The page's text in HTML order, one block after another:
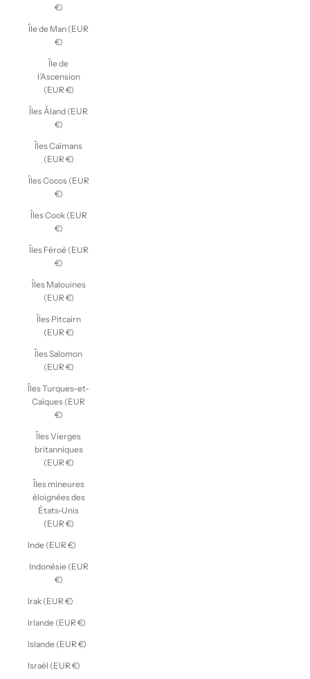
€)
Île de Man (EUR
€)
Île de
l’Ascension
(EUR €)
Îles Åland (EUR
€)
Îles Caïmans
(EUR €)
Îles Cocos (EUR
€)
Îles Cook (EUR
€)
Îles Féroé (EUR
€)
Îles Malouines
(EUR €)
Îles Pitcairn
(EUR €)
Îles Salomon
(EUR €)
Îles Turques-et-
Caïques (EUR
€)
Îles Vierges
britanniques
(EUR €)
Îles mineures
éloignées des
États-Unis
(EUR €)
Inde (EUR €)
Indonésie (EUR
€)
Irak (EUR €)
Irlande (EUR €)
Islande (EUR €)
Israël (EUR €)